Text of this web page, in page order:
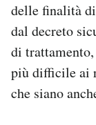
delle finalità
dal decreto
di
più difficile ai
che siano